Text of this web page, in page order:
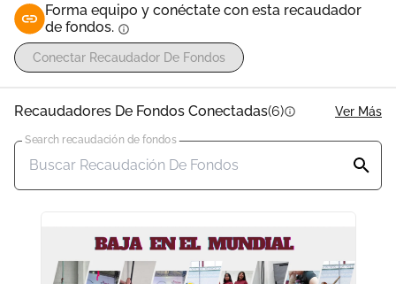
Forma equipo y conéctate con esta recaudador
de fondos. info
Conectar Recaudador De Fondos
Recaudadores De Fondos Conectadas(6)info Ver Más
Search recaudación de fondos